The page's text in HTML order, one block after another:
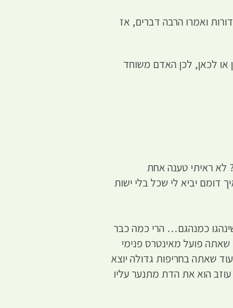
ואמרו הרבה דברים, אז
או לכאן, לכן האדם משוחד
לא ראיתי טענה אחת
שכל?, איך דומם יביא לי שכל בלי ישות
כמנהגם… הרי כמה כבר
שאתה פועל מאינטרס פנימי
שאתה בחריפות גדולה יוצא
בלמודיי אשר אדם שחי מעל 3 שנים בדת כלשהי, כאשר עוזב הוא את הדת מתנער עליו